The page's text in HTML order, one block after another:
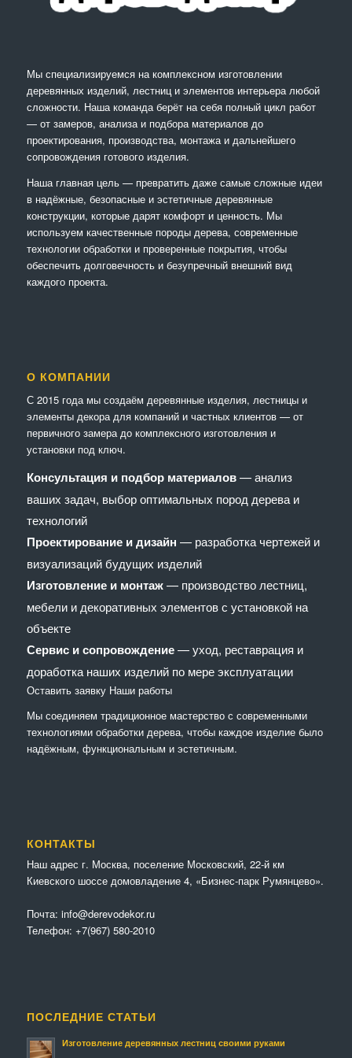
Мы специализируемся на комплексном изготовлении
деревянных изделий, лестниц и элементов интерьера любой
сложности. Наша команда берёт на себя полный цикл работ
— от замеров, анализа и подбора материалов до
проектирования, производства, монтажа и дальнейшего
сопровождения готового изделия.
Наша главная цель — превратить даже самые сложные идеи
в надёжные, безопасные и эстетичные деревянные
конструкции, которые дарят комфорт и ценность. Мы
используем качественные породы дерева, современные
технологии обработки и проверенные покрытия, чтобы
обеспечить долговечность и безупречный внешний вид
каждого проекта.
О КОМПАНИИ
С 2015 года мы создаём деревянные изделия, лестницы и
элементы декора для компаний и частных клиентов — от
первичного замера до комплексного изготовления и
установки под ключ.
Консультация и подбор материалов— анализ
ваших задач, выбор оптимальных пород дерева и
технологий
Проектирование и дизайн — разработка чертежей и
визуализаций будущих изделий
Изготовление и монтаж— производство лестниц,
мебели и декоративных элементов с установкой на
объекте
Сервис и сопровождение— уход, реставрация и
доработка наших изделий по мере эксплуатации
Оставить заявку Наши работы
Мы соединяем традиционное мастерство с современными
технологиями обработки дерева, чтобы каждое изделие было
надёжным, функциональным и эстетичным.
КОНТАКТЫ
Наш адрес г. Москва, поселение Московский, 22-й км
Киевского шоссе домовладение 4, «Бизнес-парк Румянцево».
Почта: info@derevodekor.ru
Телефон: +7(967) 580-2010
ПОСЛЕДНИЕ СТАТЬИ
Изготовление деревянных лестниц своими руками